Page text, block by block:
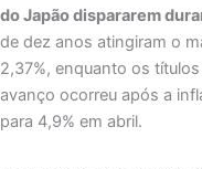
do Japão dispararem
de dez anos atingiram o
2,37%, enquanto os
avanço ocorreu após a
para 4,9% em abril.